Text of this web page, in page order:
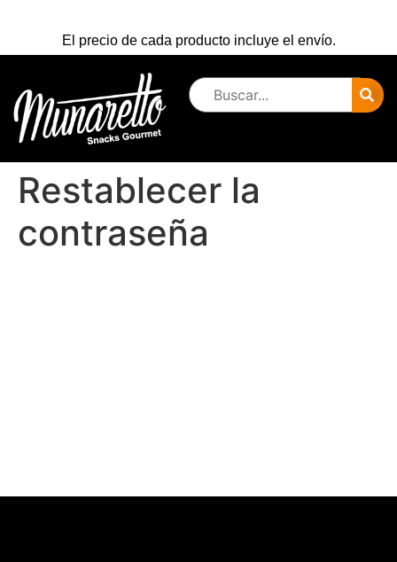
El precio de cada producto incluye el envío.
Restablecer la
contraseña